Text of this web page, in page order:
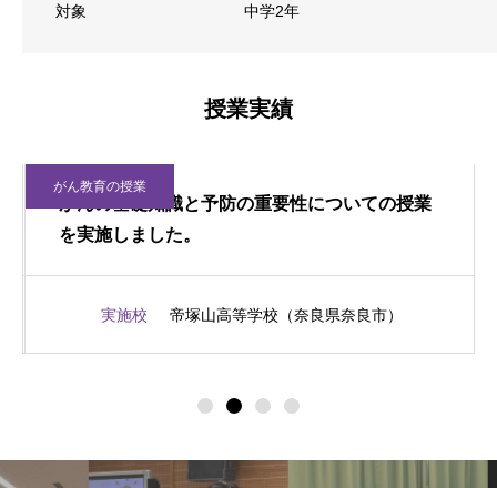
対象 中学2年
授業実績
がん教育の授業
がんの基礎知識と予防の重要性についての授業
を実施しました。
実施校 帝塚山高等学校（奈良県奈良市）